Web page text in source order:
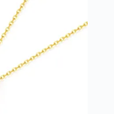
pueden
elegir
la
página
producto